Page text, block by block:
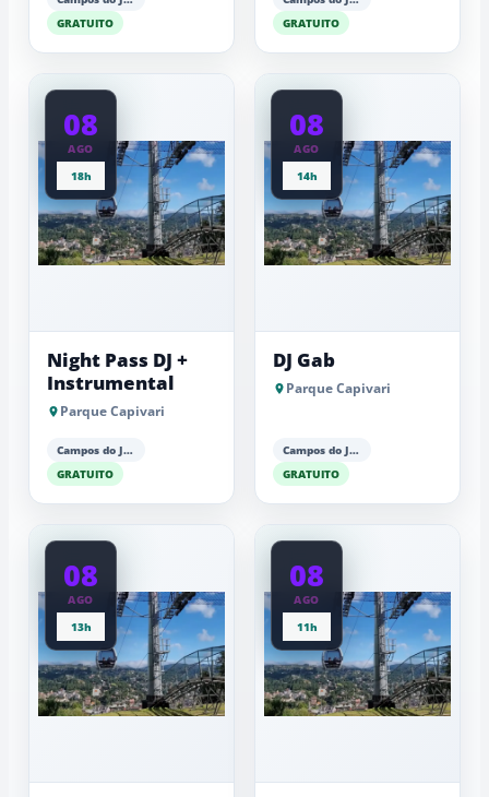
GRATUITO
GRATUITO
08
AGO
18h
Night Pass DJ +
Instrumental
Parque Capivari
Campos do Jordão
GRATUITO
08
AGO
14h
DJ Gab
Parque Capivari
Campos do Jordão
GRATUITO
08
AGO
13h
08
AGO
11h